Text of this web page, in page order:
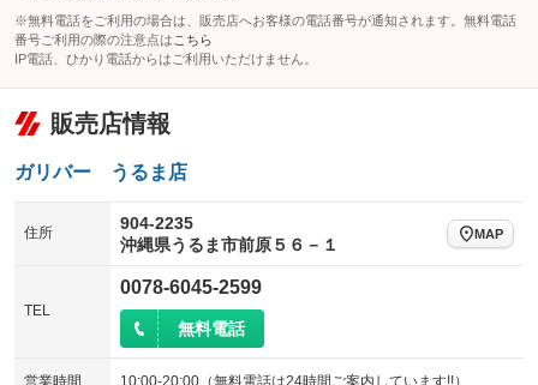
※無料電話をご利用の場合は、販売店へお客様の電話番号が通知されます。無料電話
番号ご利用の際の注意点は こちら
IP電話、ひかり電話からはご利用いただけません。
販売店情報
ガリバー うるま店
住所
904-2235
沖縄県うるま市前原５６－１
MAP
TEL
0078-6045-2599
無料電話
営業時間 10:00-20:00（無料電話は24時間ご案内しています!!）